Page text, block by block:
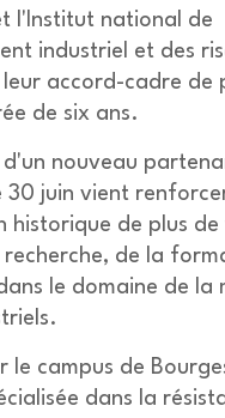
l'Institut national de
industriel et des
leur accord-cadre de
de six ans.
d'un nouveau
30 juin vient
historique de plus de
recherche, de la
le domaine de la
le campus de
dans la